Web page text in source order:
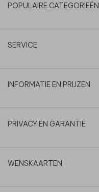
POPULAIRE CATEGORIEËN
SERVICE
INFORMATIE EN PRIJZEN
PRIVACY EN GARANTIE
WENSKAARTEN